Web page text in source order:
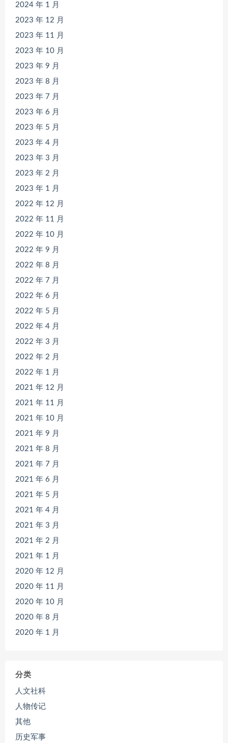
2024 年 1 月
2023 年 12 月
2023 年 11 月
2023 年 10 月
2023 年 9 月
2023 年 8 月
2023 年 7 月
2023 年 6 月
2023 年 5 月
2023 年 4 月
2023 年 3 月
2023 年 2 月
2023 年 1 月
2022 年 12 月
2022 年 11 月
2022 年 10 月
2022 年 9 月
2022 年 8 月
2022 年 7 月
2022 年 6 月
2022 年 5 月
2022 年 4 月
2022 年 3 月
2022 年 2 月
2022 年 1 月
2021 年 12 月
2021 年 11 月
2021 年 10 月
2021 年 9 月
2021 年 8 月
2021 年 7 月
2021 年 6 月
2021 年 5 月
2021 年 4 月
2021 年 3 月
2021 年 2 月
2021 年 1 月
2020 年 12 月
2020 年 11 月
2020 年 10 月
2020 年 8 月
2020 年 1 月
分类
人文社科
人物传记
其他
历史军事